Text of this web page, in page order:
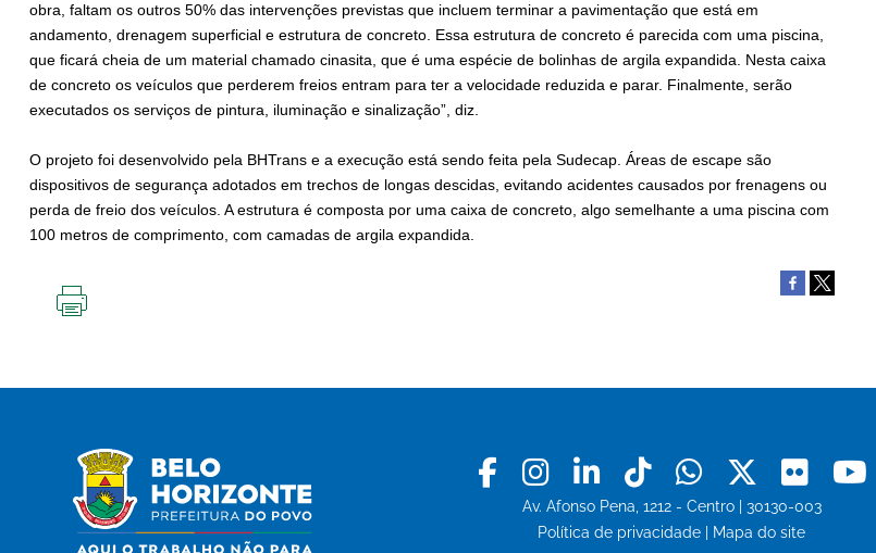
obra, faltam os outros 50% das intervenções previstas que incluem terminar a pavimentação que está em
andamento, drenagem superficial e estrutura de concreto. Essa estrutura de concreto é parecida com uma piscina,
que ficará cheia de um material chamado cinasita, que é uma espécie de bolinhas de argila expandida. Nesta caixa
de concreto os veículos que perderem freios entram para ter a velocidade reduzida e parar. Finalmente, serão
executados os serviços de pintura, iluminação e sinalização”, diz.
O projeto foi desenvolvido pela BHTrans e a execução está sendo feita pela Sudecap. Áreas de escape são
dispositivos de segurança adotados em trechos de longas descidas, evitando acidentes causados por frenagens ou
perda de freio dos veículos. A estrutura é composta por uma caixa de concreto, algo semelhante a uma piscina com
100 metros de comprimento, com camadas de argila expandida.
Facebook
Instagram
LinkedinTiktokWhatsapp
X Flickr
Av. Afonso Pena, 1212 - Centro | 30130-003
Política de privacidade
Mapa do site